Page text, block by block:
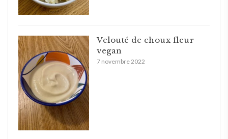
Velouté de choux fleur
vegan
7 novembre 2022